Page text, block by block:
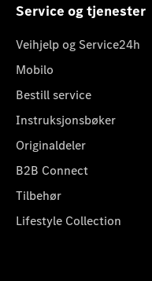
Service og tjenester
Veihjelp og Service24h
Mobilo
Bestill service
Instruksjonsbøker
Originaldeler
B2B Connect
Tilbehør
Lifestyle Collection